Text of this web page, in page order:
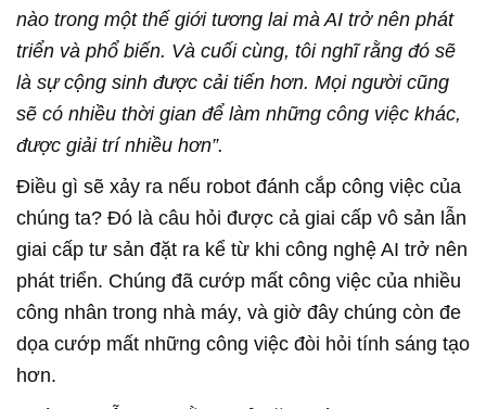
nào trong một thế giới tương lai mà AI trở nên phát
triển và phổ biến. Và cuối cùng, tôi nghĩ rằng đó sẽ
là sự cộng sinh được cải tiến hơn. Mọi người cũng
sẽ có nhiều thời gian để làm những công việc khác,
được giải trí nhiều hơn”.
Điều gì sẽ xảy ra nếu robot đánh cắp công việc của
chúng ta? Đó là câu hỏi được cả giai cấp vô sản lẫn
giai cấp tư sản đặt ra kể từ khi công nghệ AI trở nên
phát triển. Chúng đã cướp mất công việc của nhiều
công nhân trong nhà máy, và giờ đây chúng còn đe
dọa cướp mất những công việc đòi hỏi tính sáng tạo
hơn.